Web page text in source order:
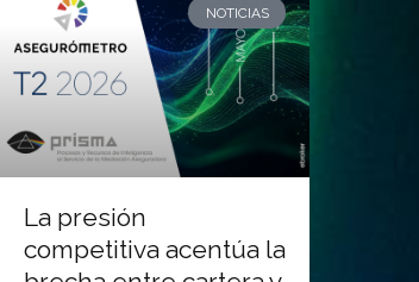
NOTICIAS
La presión
competitiva acentúa la